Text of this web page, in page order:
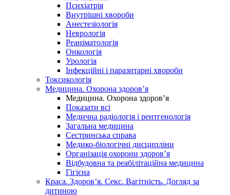
Психіатрія
Внутрішні хвороби
Анестезіологія
Неврологія
Реаніматологія
Онкологія
Урологія
Інфекційні і паразитарні хвороби
Токсикологія
Медицина. Охорона здоров’я
Медицина. Охорона здоров’я
Показати всі
Медична радіологія і рентгенологія
Загальна медицина
Сестринська справа
Медико-біологічні дисципліни
Організація охорони здоров’я
Відбудовна та реабілітаційна медицина
Гігієна
Краса. Здоров’я. Секс. Вагітність. Догляд за
дитиною